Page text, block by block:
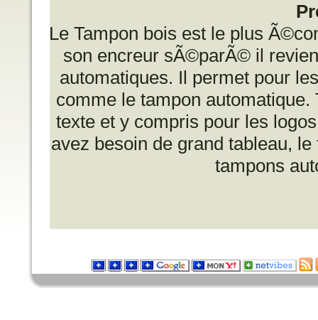
Le Tampon bois est le plus
son encreur sÃ©parÃ© il
automatiques. Il permet pour
comme le tampon
texte et y compris pour les
avez besoin de grand tableau,
tampons